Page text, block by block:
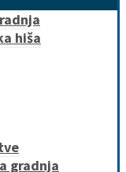
hiša
gradnja